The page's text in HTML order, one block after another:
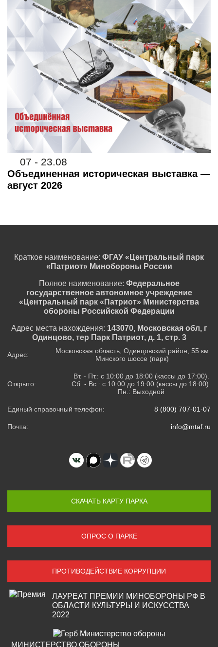
07 - 23.08
Объединенная историческая выставка —
август 2026
Краткое наименование: ФГАУ «Центральный парк
«Патриот» Минобороны России
Полное наименование: Федеральное
государственное автономное учреждение
«Центральный парк «Патриот» Министерства
обороны Российской Федерации
Адрес места нахождения: 143070, Московская обл, г
Одинцово, тер Парк Патриот, д. 1, стр. 3
Адрес:
Московская область, Одинцовский район, 55 км
Минского шоссе (парк)
Открыто:
Вт. - Пт.: с 10:00 до 18:00 (кассы до 17:00).
Сб. - Вс.: с 10:00 до 19:00 (кассы до 18:00).
Пн.: Выходной
Единый справочный телефон: 8 (800) 707-01-07
Почта: info@mtaf.ru
СКАЧАТЬ КАРТУ ПАРКА
ОПРОС О ПАРКЕ
ПРОТИВОДЕЙСТВИЕ КОРРУПЦИИ
ЛАУРЕАТ ПРЕМИИ МИНОБОРОНЫ РФ В
ОБЛАСТИ КУЛЬТУРЫ И ИСКУССТВА
2022
МИНИСТЕРСТВО ОБОРОНЫ